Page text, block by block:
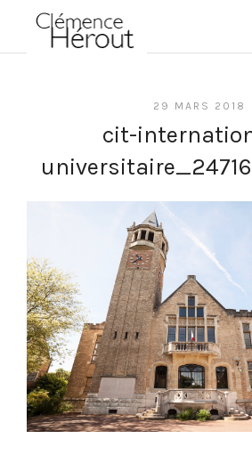
29 MARS 2018
cit-